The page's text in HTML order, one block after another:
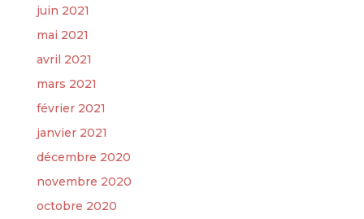
juin 2021
mai 2021
avril 2021
mars 2021
février 2021
janvier 2021
décembre 2020
novembre 2020
octobre 2020